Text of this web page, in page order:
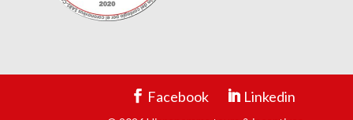
Facebook Linkedin